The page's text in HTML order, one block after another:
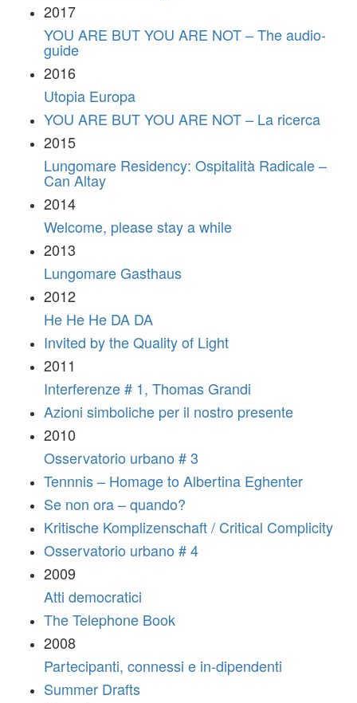
2017
YOU ARE BUT YOU ARE NOT – The audio-
guide
2016
Utopia Europa
YOU ARE BUT YOU ARE NOT – La ricerca
2015
Lungomare Residency: Ospitalità Radicale –
Can Altay
2014
Welcome, please stay a while
2013
Lungomare Gasthaus
2012
He He He DA DA
Invited by the Quality of Light
2011
Interferenze # 1, Thomas Grandi
Azioni simboliche per il nostro presente
2010
Osservatorio urbano # 3
Tennnis – Homage to Albertina Eghenter
Se non ora – quando?
Kritische Komplizenschaft / Critical Complicity
Osservatorio urbano # 4
2009
Atti democratici
The Telephone Book
2008
Partecipanti, connessi e in-dipendenti
Summer Drafts